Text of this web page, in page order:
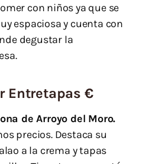
con niños ya que se
espaciosa y cuenta con
degustar la
Entretapas €
de Arroyo del Moro.
precios. Destaca su
a la crema y tapas